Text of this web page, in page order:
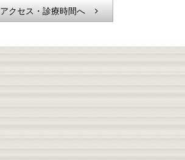
アクセス・診療時間へ